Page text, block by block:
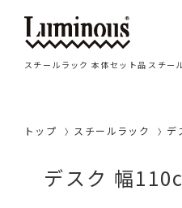
スチールラック 本体セット品 スチー
トップ スチールラック デ
デスク 幅